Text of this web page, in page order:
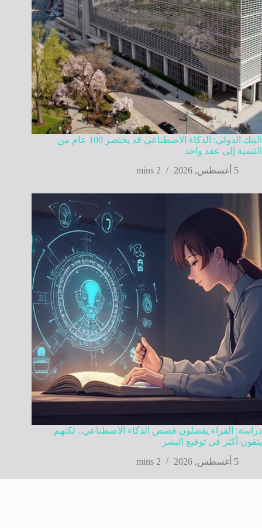
البنك الدولي: الذكاء الاصطناعي قد يختصر 100 عام من
التنمية إلى عقد واحد
5 أغسطس, 2026
2 mins
دراسة: القراء يفضلون قصص الذكاء الاصطناعي.. لكنهم
يثقون أكثر في توقيع البشر
5 أغسطس, 2026
2 mins